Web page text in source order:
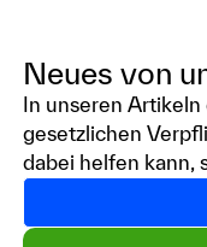
Neues von
In unseren
gesetzlichen
dabei helfen kann,